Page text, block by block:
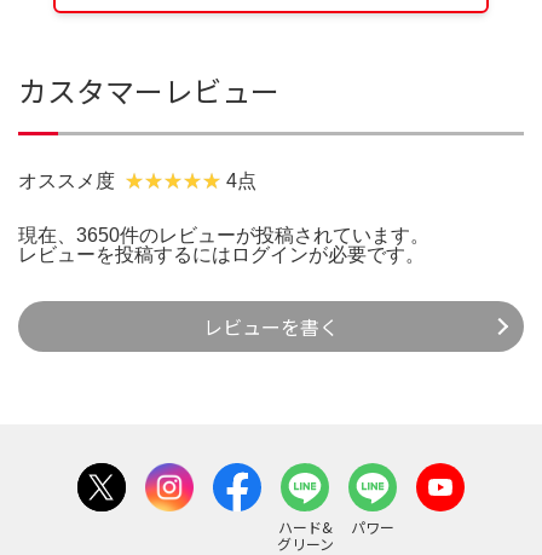
カスタマーレビュー
オススメ度 4点
現在、3650件のレビューが投稿されています。
レビューを投稿するには ログインが必要です。
レビューを書く
ハード&
グリーン
パワー